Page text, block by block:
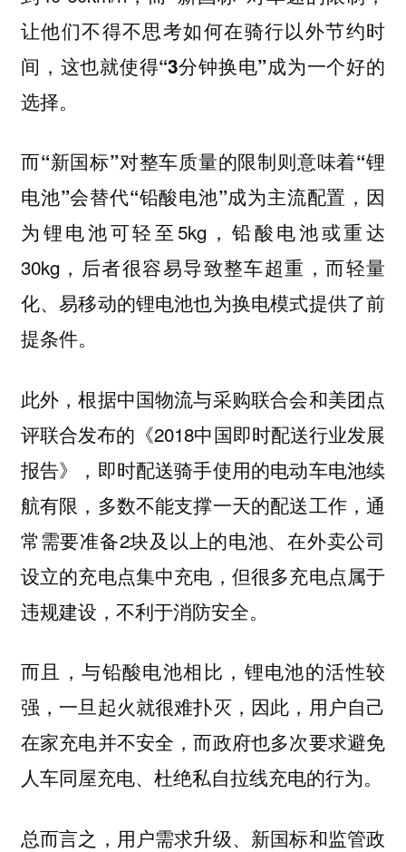
让他们不得不思考如何在骑行以外节约时
间，这也就使得“3分钟换电”成为一个好的
选择。
而“新国标”对整车质量的限制则意味着“锂
电池”会替代“铅酸电池”成为主流配置， 因
为锂电池可轻至5kg，铅酸电池或重达
30kg，后者很容易导致整车超重，而轻量
化、易移动的锂电池也为换电模式提供了前
提条件。
此外，根据中国物流与采购联合会和美团点
评联合发布的《2018中国即时配送行业发展
报告》，即时配送骑手使用的电动车电池续
航有限，多数不能支撑一天的配送工作，通
常需要准备2块及以上的电池、在外卖公司
设立的充电点集中充电，但很多充电点属于
违规建设，不利于消防安全。
而且，与铅酸电池相比，锂电池的活性较
强，一旦起火就很难扑灭，因此，用户自己
在家充电并不安全，而政府也多次要求避免
人车同屋充电、杜绝私自拉线充电的行为。
总而言之，用户需求升级、新国标和监管政